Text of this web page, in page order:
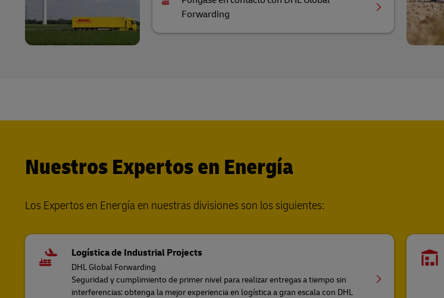
Forwarding
Nuestros Expertos en Energía
Los Expertos en Energía en nuestras divisiones son los siguientes:
Logística de Industrial Projects
DHL Global Forwarding
Seguridad y cumplimiento de primer nivel para realizar entregas a tiempo sin
interferencias: obtenga la mejor experiencia en logística a gran escala con DHL